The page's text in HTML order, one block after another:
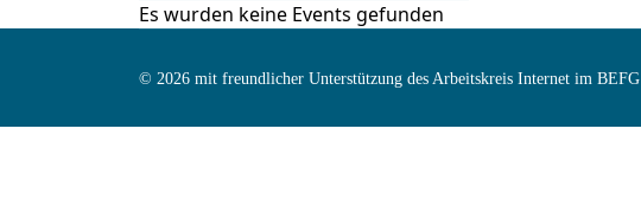
Es wurden keine Events gefunden
© 2026 mit freundlicher Unterstützung des Arbeitskreis Internet im BEFG